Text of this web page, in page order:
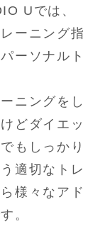
Uでは、
ーニング指
ーソナルト
ニングをし
どダイエッ
もしっかり
適切なトレ
様々なアド
。